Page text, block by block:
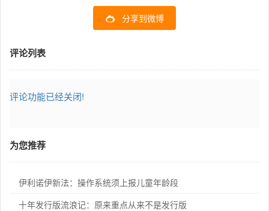
分享到微博
评论列表
评论功能已经关闭!
为您推荐
伊利诺伊新法：操作系统须上报儿童年龄段
十年发行版流浪记：原来重点从来不是发行版